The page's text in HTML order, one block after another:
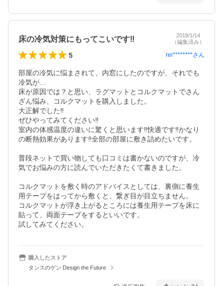
床の冷気対策にもってこいです‼︎
2018/1/14
（編集済み）
5 rei********さん
部屋の冷気に悩まされて、内窓にしたのですが、それでも
冷気が…
床が原因では？と思い、ラグマットとコルクマットでさん
ざん悩み、コルクマットを購入しました。
大正解でした‼︎
ぜひやってみてください‼︎
室内の体感温度の違いに驚くと思います‼︎快適です‼︎かなり
の断熱効果があります‼︎全部の部屋に敷き詰めたいです。
普段ネットで買い物しても口コミは書かないのですが、冷
気でお悩みの方に読んでいただきたくて書きました。
コルクマットを敷く時のアドバイスとしては、裏側に養生
用テープをはってから敷くと、繋ぎ目が目立ちません。
コルクマットが浮き上がるところには養生用テープを床に
貼って、両面テープをするといいです。
試してみてください。
購入したストア
タンスのゲン Design the Future